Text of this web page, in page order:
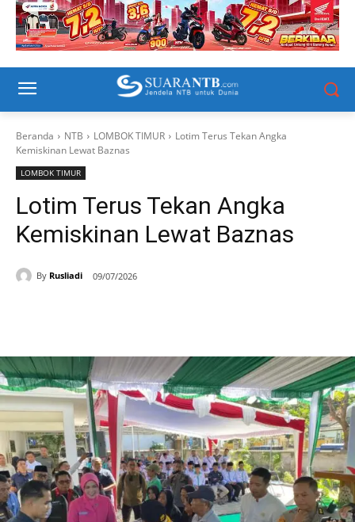
Beranda NTB LOMBOK TIMUR
Lotim Terus Tekan Angka
Kemiskinan Lewat Baznas
LOMBOK TIMUR
Lotim Terus Tekan Angka
Kemiskinan Lewat Baznas
By Rusliadi 09/07/2026